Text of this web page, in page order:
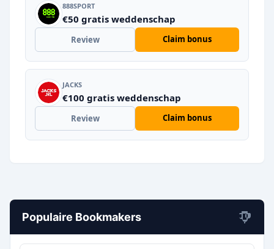
888SPORT
€50 gratis weddenschap
Review Claim bonus
JACKS
€100 gratis weddenschap
Review Claim bonus
Populaire Bookmakers